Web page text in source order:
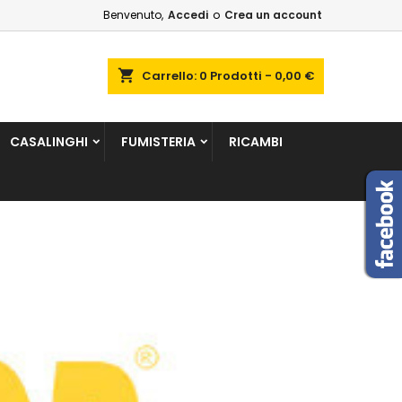
Benvenuto, Accedi o Crea un account
shopping_cart Carrello: 0 Prodotti - 0,00 €
CASALINGHI FUMISTERIA RICAMBI